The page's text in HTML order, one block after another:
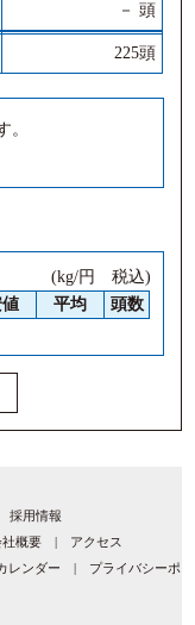
－ 頭
225頭
。
(kg/円 税込)
平均 頭数
採用情報
社概要|
アクセス
レンダー | プライバシーポ